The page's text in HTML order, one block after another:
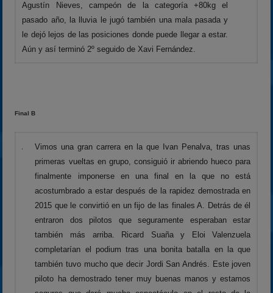
Agustín Nieves, campeón de la categoría +80kg el
pasado año, la lluvia le jugó también una mala pasada y
le dejó lejos de las posiciones donde puede llegar a estar.
Aún y así terminó 2º seguido de Xavi Fernández.
Final B
Vimos una gran carrera en la que Ivan Penalva, tras unas
primeras vueltas en grupo, consiguió ir abriendo hueco para
finalmente imponerse en una final en la que no está
acostumbrado a estar después de la rapidez demostrada en
2015 que le convirtió en un fijo de las finales A. Detrás de él
entraron dos pilotos que seguramente esperaban estar
también más arriba. Ricard Suaña y Eloi Valenzuela
completarían el podium tras una bonita batalla en la que
también tuvo mucho que decir Jordi San Andrés. Este joven
piloto ha demostrado tener muy buenas manos y estamos